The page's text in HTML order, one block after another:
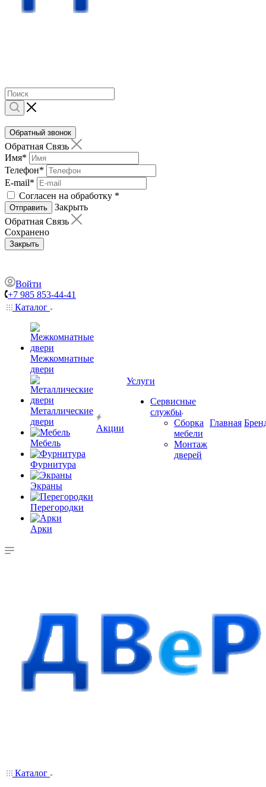
Обратный звонок
Обратная Связь
Имя*
Телефон*
E-mail*
Согласен на обработку *
Отправить
Закрыть
Обратная Связь
Сохранено
Закрыть
Войти
+7 985 853-44-41
Каталог
Межкомнатные
двери
Металлические
двери
Мебель
Фурнитура
Экраны
Перегородки
Арки
Акции
Услуги
Сервисные
службы
Сборка
мебели
Монтаж
дверей
Главная
Каталог